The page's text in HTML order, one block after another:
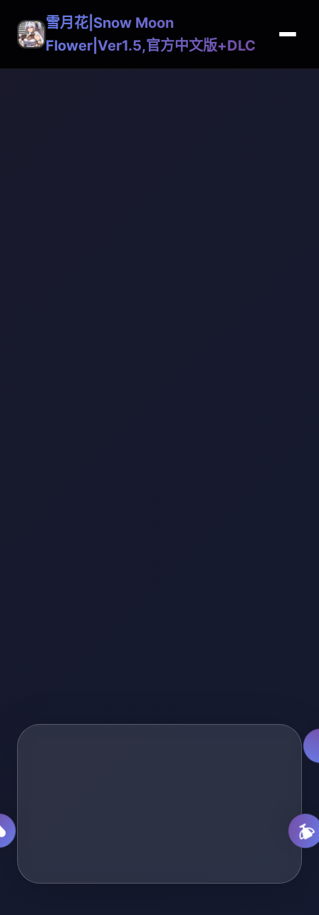
雪月花|Snow Moon
Flower|Ver1.5,官方中文版+DLC